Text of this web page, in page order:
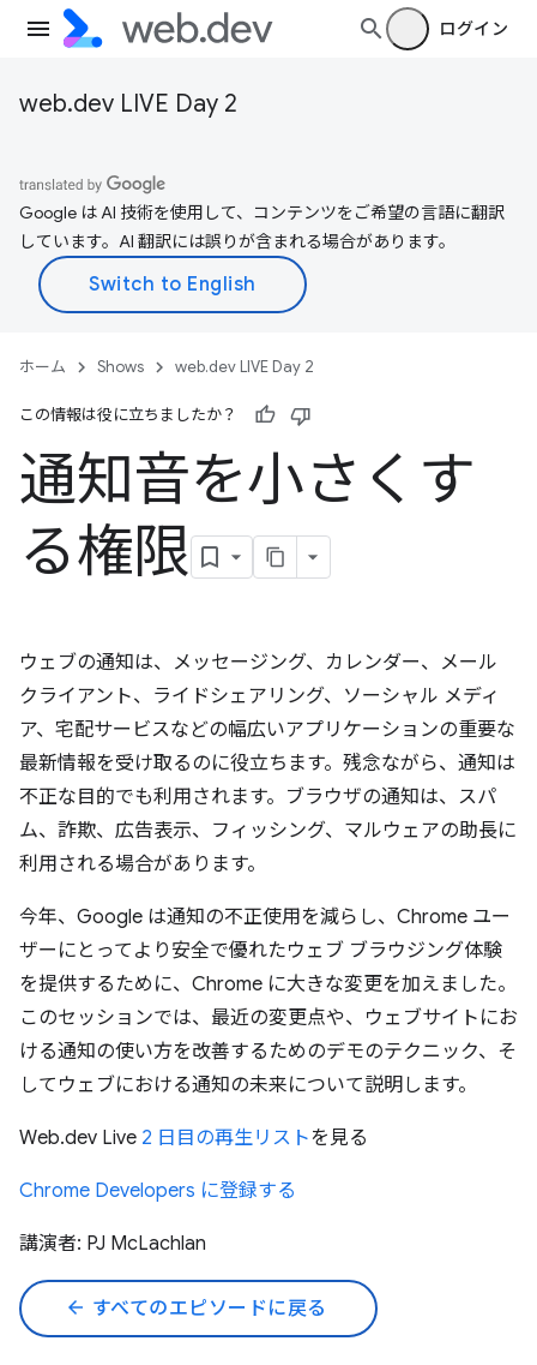
ログイン
web.dev LIVE Day 2
Google は AI 技術を使用して、コンテンツをご希望の言語に翻訳
しています。AI 翻訳には誤りが含まれる場合があります。
ホーム Shows web.dev LIVE Day 2
この情報は役に立ちましたか？
通知音を小さくす
る権限
ウェブの通知は、メッセージング、カレンダー、メール
クライアント、ライドシェアリング、ソーシャル メディ
ア、宅配サービスなどの幅広いアプリケーションの重要な
最新情報を受け取るのに役立ちます。残念ながら、通知は
不正な目的でも利用されます。ブラウザの通知は、スパ
ム、詐欺、広告表示、フィッシング、マルウェアの助長に
利用される場合があります。
今年、Google は通知の不正使用を減らし、Chrome ユー
ザーにとってより安全で優れたウェブ ブラウジング体験
を提供するために、Chrome に大きな変更を加えました。
このセッションでは、最近の変更点や、ウェブサイトにお
ける通知の使い方を改善するためのデモのテクニック、そ
してウェブにおける通知の未来について説明します。
Web.dev Live 2 日目の再生リストを見る
Chrome Developers に登録する
講演者: PJ McLachlan
arrow_back すべてのエピソードに戻る